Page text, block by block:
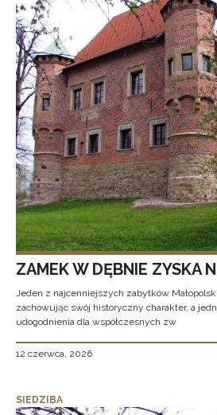
ZAMEK W DĘBNIE ZYSKA
Jeden z najcenniejszych zabytków
zachowując swój historyczny charakter, a
udogodnienia dla współczesnych zw
12 czerwca, 2026
SIEDZIBA